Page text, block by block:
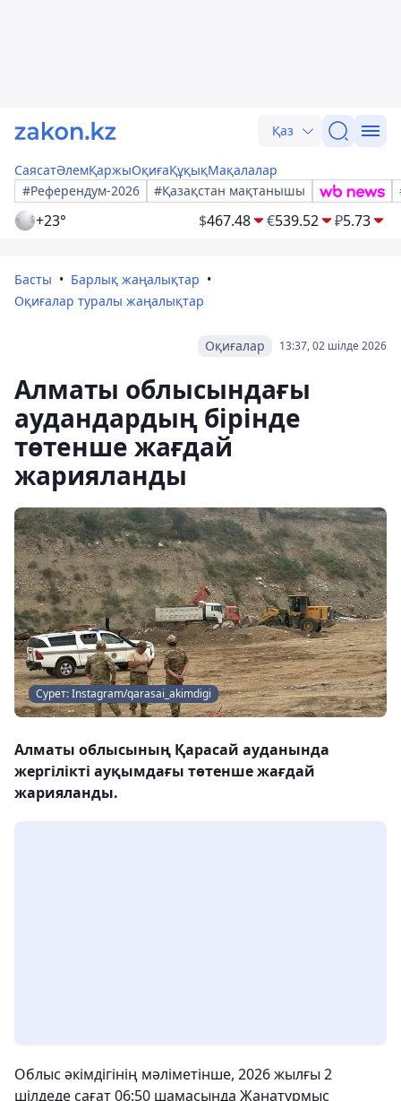
Қаз
СаясатӘлемҚаржыОқиғаҚұқықМақалалар
#Референдум-2026
#Қазақстан мақтанышы
+23° $467.48 €539.52 ₽5.73
Басты
Барлық жаңалықтар
Оқиғалар туралы жаңалықтар
13:37, 02 шілде 2026
Оқиғалар
Алматы облысындағы
аудандардың бірінде
төтенше жағдай
жарияланды
Сурет: Instagram/qarasai_akimdigi
Алматы облысының Қарасай ауданында
жергілікті ауқымдағы төтенше жағдай
жарияланды.
Облыс әкімдігінің мәліметінше, 2026 жылғы 2
шілдеде сағат 06:50 шамасында Жанатұрмыс